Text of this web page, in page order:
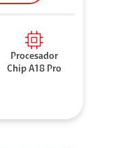
Procesador
Chip A18 Pro